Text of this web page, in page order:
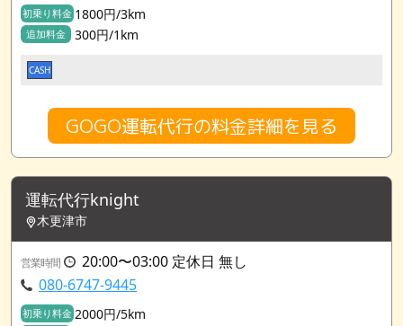
初乗り料金 1800円/3km
追加料金 300円/1km
CASH
GOGO運転代行の料金詳細を見る
運転代行knight
木更津市
営業時間
20:00〜03:00 定休日 無し
080-6747-9445
初乗り料金 2000円/5km